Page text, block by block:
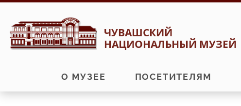
Перейти
к
навигации
Перейти
к
содержимому
ЧУВАШСКИЙ
НАЦИОНАЛЬНЫЙ МУЗЕЙ
О МУЗЕЕ ПОСЕТИТЕЛЯМ